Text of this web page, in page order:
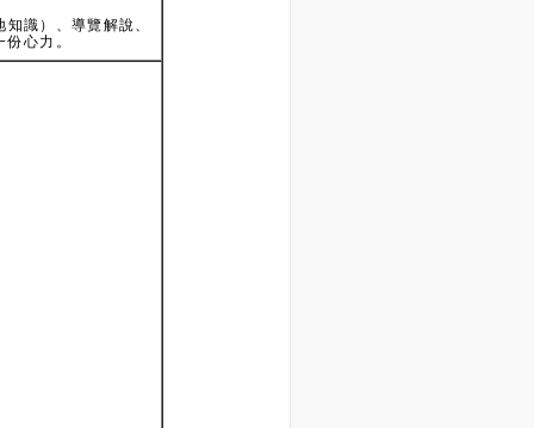
識）、導覽解說、
心力。